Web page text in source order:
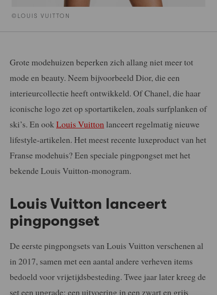
©LOUIS VUITTON
Grote modehuizen beperken zich allang niet meer tot
mode en beauty. Neem bijvoorbeeld Dior, die een
interieurcollectie heeft ontwikkeld. Of Chanel, die haar
iconische logo zet op sportartikelen, zoals surfplanken of
ski’s. En ook Louis Vuitton lanceert regelmatig nieuwe
lifestyle-artikelen. Het meest recente luxeproduct van het
Franse modehuis? Een speciale pingpongset met het
bekende Louis Vuitton-monogram.
Louis Vuitton lanceert
pingpongset
De eerste pingpongsets van Louis Vuitton verschenen al
in 2017, samen met een aantal andere verheven items
bedoeld voor vrijetijdsbesteding. Twee jaar later kreeg de
set een upgrade: een uitvoering in een zwart en grijs